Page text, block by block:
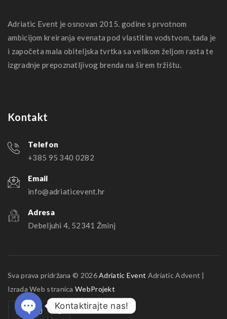
Adriatic Event je osnovan 2015. godine s prvotnom
ambicijom kreiranja evenata pod vlastitim vodstvom, tada je
i započeta mala obiteljska tvrtka sa velikom željom rasta te
izgradnje prepoznatljivog brenda na širem tržištu.
Kontakt
Telefon
+385 95 340 0282
Email
info@adriaticevent.hr
Adresa
Debeljuhi 4, 52341 Žminj
Sva prava pridržana © 2026Adriatic Event Adriatic Advent |
Izrada Web stranicaWebProjekt
Kontaktirajte nas!